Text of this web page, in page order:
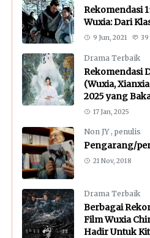
Rekomendasi
Wuxia: Dari
9 Jun, 2021 39
Drama Terbaik
Rekomendasi
(Wuxia,
2025 yang
17 Jan, 2025
Non JY , penulis
Pengarang/
21 Nov, 2018
Drama Terbaik
Berbagai
Film Wuxia
Hadir Untuk